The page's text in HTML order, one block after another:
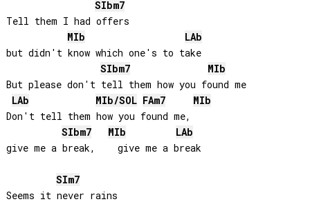
SIbm7
Tell them I had offers
MIb
LAb
but didn't know which one's to take
SIbm7
MIb
But please don't tell them how you found me
LAb
MIb/SOL FAm7
MIb
Don't tell them how you found me,
SIbm7 MIb
LAb
SIm7
Seems it never rains